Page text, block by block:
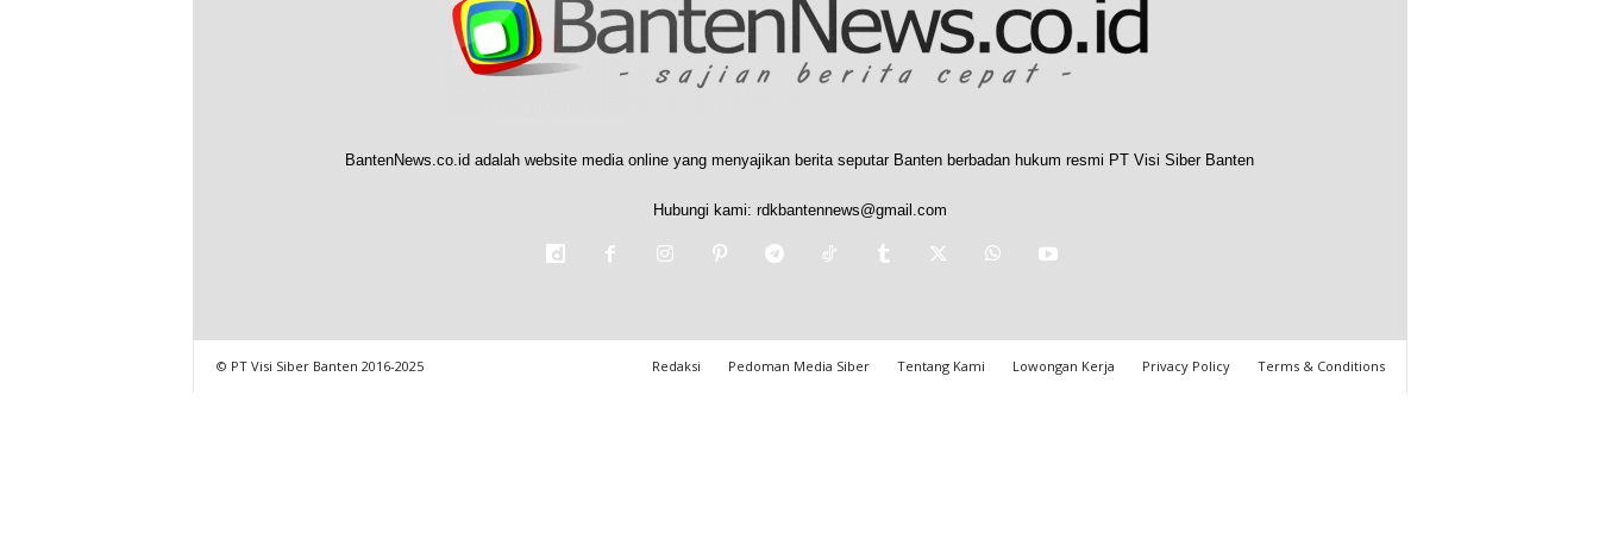
BantenNews.co.id adalah website media online yang menyajikan berita seputar Banten berbadan hukum resmi PT Visi Siber Banten
Hubungi kami: rdkbantennews@gmail.com
Redaksi Pedoman Media Siber Tentang Kami Lowongan Kerja Privacy Policy Terms & Conditions
© PT Visi Siber Banten 2016-2025